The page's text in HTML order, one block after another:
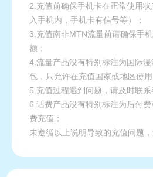
2.充值前确保手机卡在正常使用
入手机内，手机卡有信号等）；
3.充值南非MTN流量前请确保手
额；
4.流量产品没有特别标注为国际
包，只允许在充值国家或地区使用
5.充值过程遇到问题，请及时联系
6.话费产品没有特别标注为后付
费充值；
未遵循以上说明导致的充值问题，